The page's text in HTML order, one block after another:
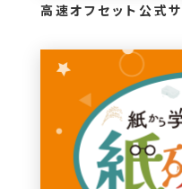
高速オフセット公式